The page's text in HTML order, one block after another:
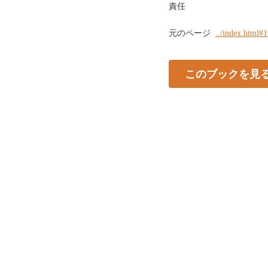
責任
元のページ ../
このブックを見